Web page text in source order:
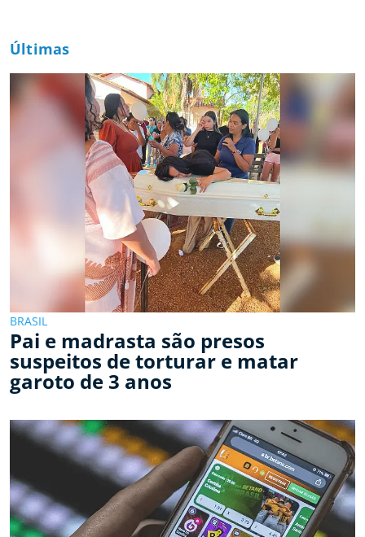
Últimas
BRASIL
Pai e madrasta são presos
suspeitos de torturar e matar
garoto de 3 anos